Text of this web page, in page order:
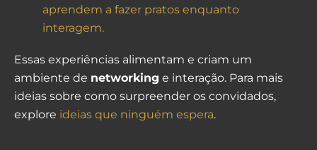
aprendem a fazer pratos enquanto
interagem.
Essas experiências alimentam e criam um
ambiente de networking e interação. Para mais
ideias sobre como surpreender os convidados,
explore ideias que ninguém espera.